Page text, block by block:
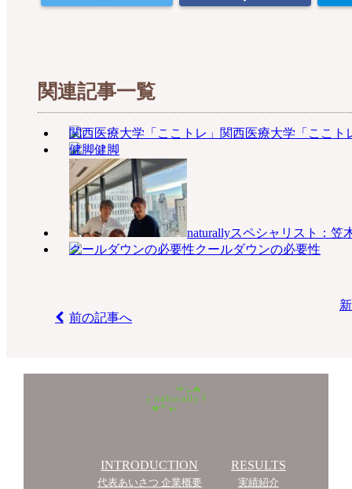
関連記事一覧
関西医療大学「ここト
健脚
naturallyスペシャリスト：笠
クールダウンの必要性
前の記事へ
INTRODUCTION
代表あいさつ 企業概要
RESULTS
実績紹介